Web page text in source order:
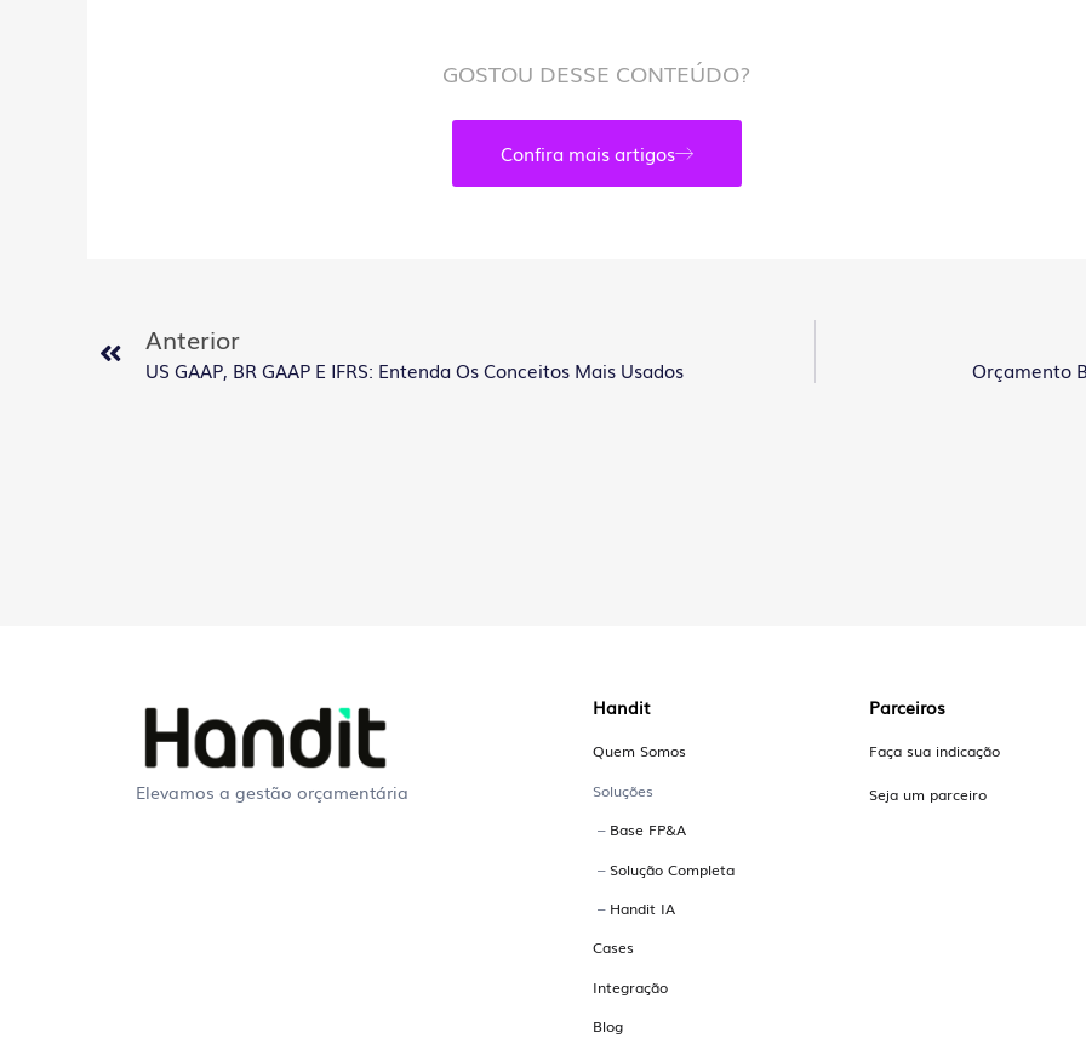
GOSTOU DESSE CONTEÚDO?
Confira mais artigos
Anterior
US GAAP, BR GAAP E IFRS: Entenda Os Conceitos Mais Usados Orçamento
Elevamos a gestão orçamentária
Handit
Quem Somos
Soluções
– Base FP&A
–Solução Completa
– Handit IA
Cases
Integração
Blog
Parceiros
Faça sua indicação
Seja um parceiro